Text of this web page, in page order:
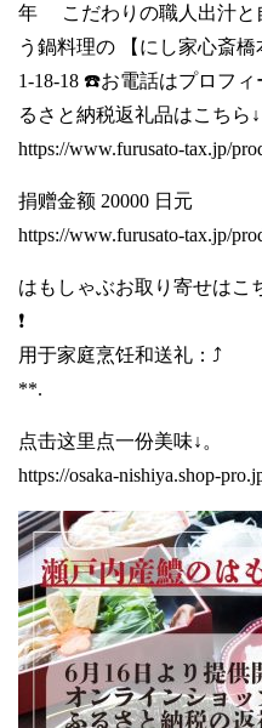
年 こだわりの職人出汁と
う鍋料理の 【にし家心斎
1-18-18 ☎️お電話はプロフ
るさと納税返礼品はこちら
https://www.furusato-tax.jp/
捐赠金额 20000 日元
https://www.furusato-tax.jp/
はもしゃぶお取り寄せはこ
❗️
用于家庭烹饪和送礼：⤴️
**.
点击这里点一份美味↓。
https://osaka-nishiya.shop-